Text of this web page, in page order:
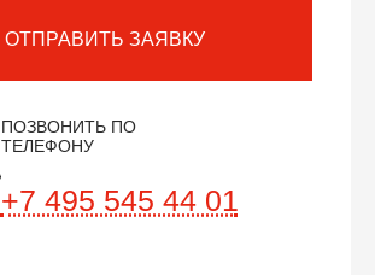
ОТПРАВИТЬ ЗАЯВКУ
ПОЗВОНИТЬ ПО
ТЕЛЕФОНУ
+7 495 545 44 01